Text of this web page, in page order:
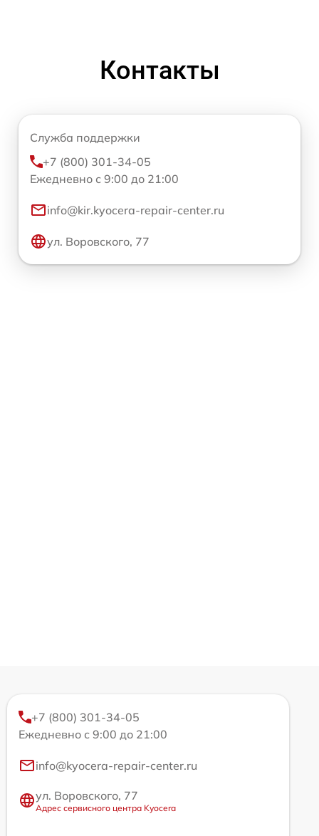
Контакты
Служба поддержки
+7 (800) 301-34-05
Ежедневно с 9:00 до 21:00
info@kir.kyocera-repair-center.ru
ул. Воровского, 77
+7 (800) 301-34-05
Ежедневно с 9:00 до 21:00
info@kyocera-repair-center.ru
ул. Воровского, 77
Адрес сервисного центра Kyocera